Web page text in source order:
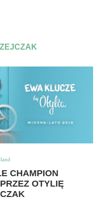
CHAMPION
OTYLIĘ